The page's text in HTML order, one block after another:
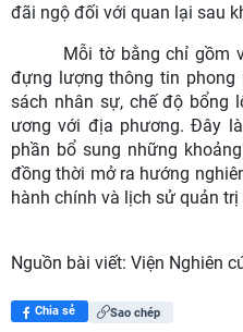
đãi ngộ đối với quan lại sau
Mỗi tờ bằng chỉ gồm
đựng lượng thông tin phong
sách nhân sự, chế độ bổng
ương với địa phương. Đây
phần bổ sung những
đồng thời mở ra hướng
hành chính và lịch sử quản
Nguồn bài viết: Viện Nghiên
Chia sẻ Sao chép